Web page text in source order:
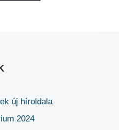
új híroldala
2024